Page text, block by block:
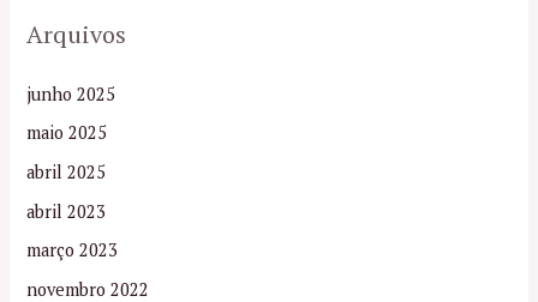
Arquivos
junho 2025
maio 2025
abril 2025
abril 2023
março 2023
novembro 2022